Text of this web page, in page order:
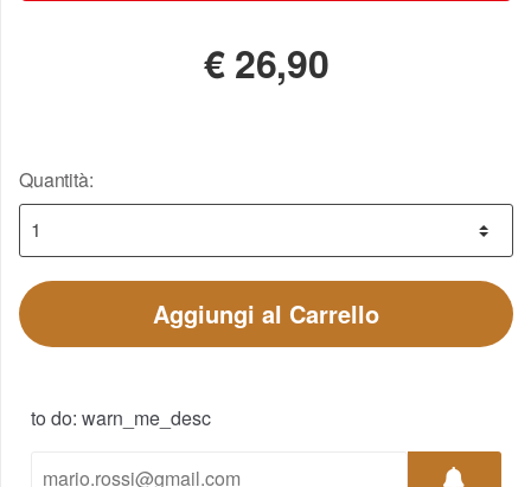
€26,90
Quantità:
Aggiungi al Carrello
to do: warn_me_desc